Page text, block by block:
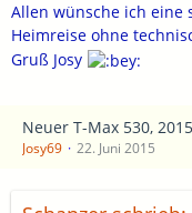
Allen wünsche ich eine
Heimreise ohne
Gruß Josy
Neuer T-Max 530, 2015
Josy69 22. Juni 2015